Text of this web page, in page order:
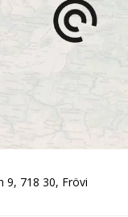
9, 718 30, Frövi